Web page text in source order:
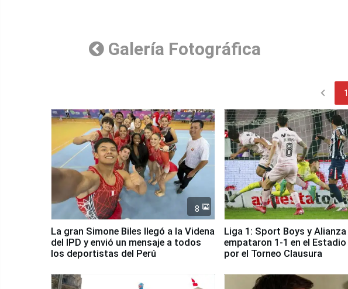
Galería Fotográfica
chevron_left 1
8
La gran Simone Biles llegó a la Videna
del IPD y envió un mensaje a todos
los deportistas del Perú
Liga 1: Sport Boys y
empataron 1-1 en el Estadio
por el Torneo Clausura